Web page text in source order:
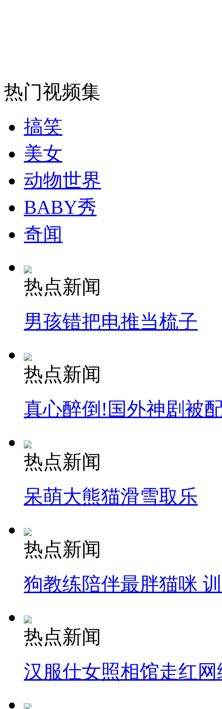
走！跟着总书记去植树
消防员救轻生者
纽约上演“枕头大战”
司机酒驾遇交警 急速倒车逃窜
热门视频集
搞笑
美女
动物世界
BABY秀
奇闻
热点新闻
男孩错把电推当梳子
热点新闻
真心醉倒!国外神剧被
热点新闻
呆萌大熊猫滑雪取乐
热点新闻
狗教练陪伴最胖猫咪
热点新闻
汉服仕女照相馆走红网